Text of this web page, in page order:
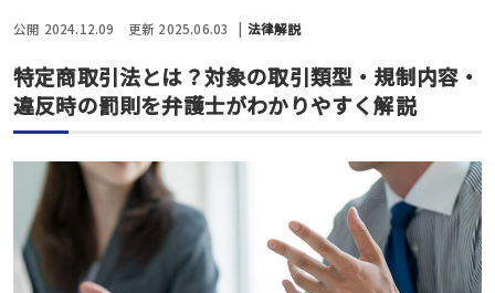
公開 2024.12.09 更新 2025.06.03 法律解説
特定商取引法とは？対象の取引類型・規制内容・
違反時の罰則を弁護士がわかりやすく解説